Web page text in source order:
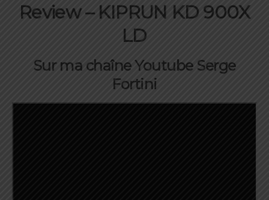
Review – KIPRUN KD 900X
LD
Sur ma chaîne Youtube Serge
Fortini